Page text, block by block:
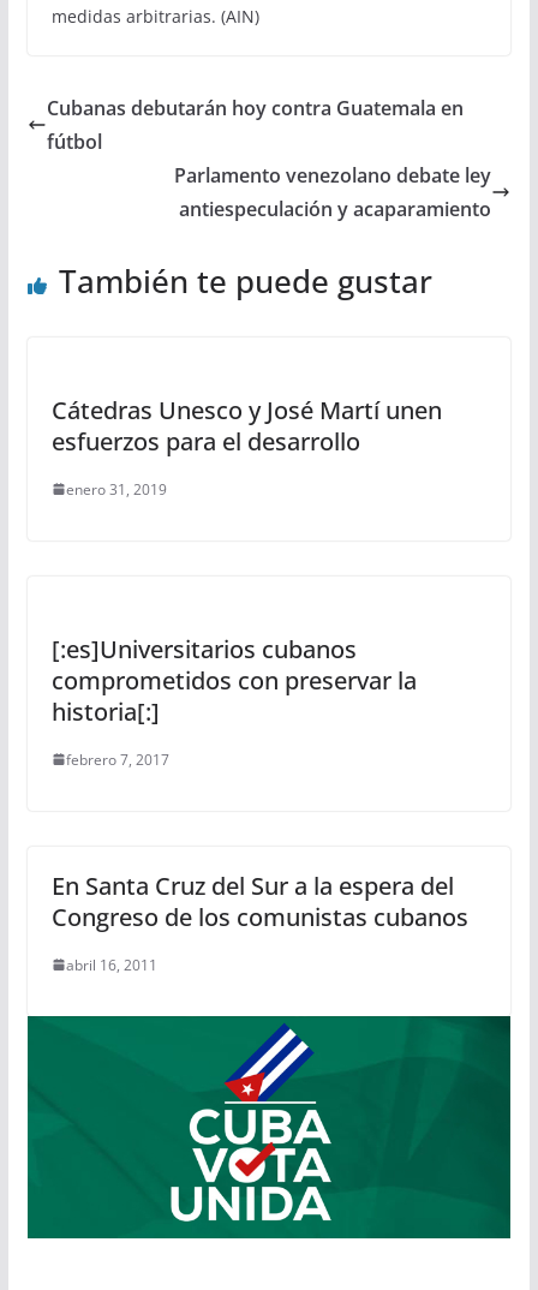
medidas arbitrarias. (AIN)
Cubanas debutarán hoy contra Guatemala en
fútbol
Parlamento venezolano debate ley
antiespeculación y acaparamiento
También te puede gustar
Cátedras Unesco y José Martí unen
esfuerzos para el desarrollo
enero 31, 2019
[:es]Universitarios cubanos
comprometidos con preservar la
historia[:]
febrero 7, 2017
En Santa Cruz del Sur a la espera del
Congreso de los comunistas cubanos
abril 16, 2011